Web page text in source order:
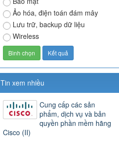
Ảo hóa, điện toán đám mây
Lưu trữ, backup dữ liệu
Wireless
Tin xem nhiều
Cung cấp các sản
phẩm, dịch vụ và bản
quyền phần mềm hãng
Cisco (II)